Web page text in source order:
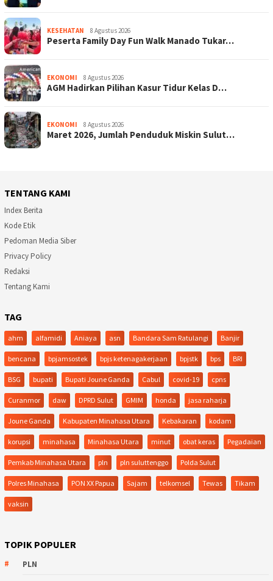
KESEHATAN 8 Agustus 2026
Peserta Family Day Fun Walk Manado Tukar…
EKONOMI 8 Agustus 2026
AGM Hadirkan Pilihan Kasur Tidur Kelas D…
EKONOMI 8 Agustus 2026
Maret 2026, Jumlah Penduduk Miskin Sulut…
TENTANG KAMI
Index Berita
Kode Etik
Pedoman Media Siber
Privacy Policy
Redaksi
Tentang Kami
TAG
ahm alfamidi Aniaya asn Bandara Sam Ratulangi Banjir
bencana bpjamsostek bpjs ketenagakerjaan bpjstk bps BRI
BSG bupati Bupati Joune Ganda Cabul covid-19 cpns
Curanmor daw DPRD Sulut GMIM honda jasa raharja
Joune Ganda Kabupaten Minahasa Utara Kebakaran kodam
korupsi minahasa Minahasa Utara minut obat keras Pegadaian
Pemkab Minahasa Utara pln pln suluttenggo Polda Sulut
Polres Minahasa PON XX Papua Sajam telkomsel Tewas Tikam
vaksin
TOPIK POPULER
PLN